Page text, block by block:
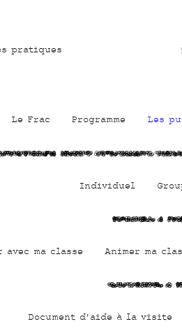
pratiques
Le Frac Programme Les
eGhqH5I Y3Lh1qBigPW
Individuel
fuHZNDJh g
ma classe Animer ma
qyh19vEI8li
Document d'aide à la visite